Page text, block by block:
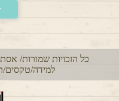
כל הזכויות שמורות/
למידה/טקסים/